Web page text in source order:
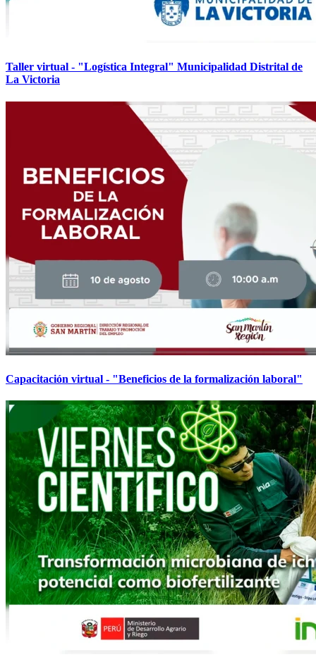
Taller virtual - "Logística Integral" Municipalidad Distrital de
La Victoria
Capacitación virtual - "Beneficios de la formalización laboral"